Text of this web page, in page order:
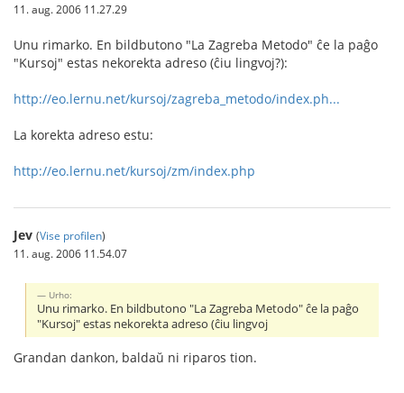
11. aug. 2006 11.27.29
Unu rimarko. En bildbutono "La Zagreba Metodo" ĉe la paĝo
"Kursoj" estas nekorekta adreso (ĉiu lingvoj?):
http://eo.lernu.net/kursoj/zagreba_metodo/index.ph...
La korekta adreso estu:
http://eo.lernu.net/kursoj/zm/index.php
Jev (Vise profilen)
11. aug. 2006 11.54.07
Urho:
Unu rimarko. En bildbutono "La Zagreba Metodo" ĉe la paĝo
"Kursoj" estas nekorekta adreso (ĉiu lingvoj
Grandan dankon, baldaŭ ni riparos tion.